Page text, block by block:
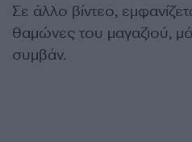
Σε άλλο βίντεο,
θαμώνες του μαγαζιού,
συμβάν.